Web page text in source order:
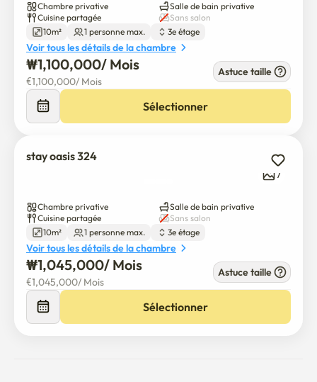
Chambre privative
Salle de bain privative
Cuisine partagée
Sans salon
10m²
1 personne max. 3e étage
Voir tous les détails de la chambre
₩1,100,000/ Mois
€1,100,000/ Mois
Astuce taille
Sélectionner
stay oasis 324
7
Chambre privative
Salle de bain privative
Cuisine partagée
Sans salon
10m²
1 personne max. 3e étage
Voir tous les détails de la chambre
₩1,045,000/ Mois
€1,045,000/ Mois
Astuce taille
Sélectionner